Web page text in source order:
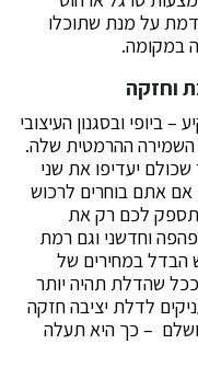
על מנת שתוכלו
במקומה.
וחזקה
ביופי ובסגנון העיצובי
השמירה ההרמטית שלה.
שכולם יעדיפו את שני
אתם בוחרים לרכוש
לכם רק את
וחדשני וגם רמת
הבדל במחירים של
שהדלת תהיה יותר
לדלת יציבה חזקה
– כך היא תעלה